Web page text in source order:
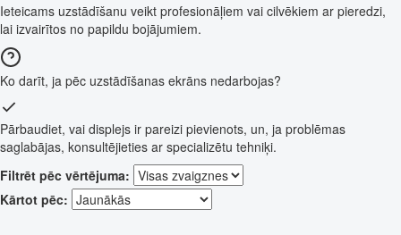
Ieteicams uzstādīšanu veikt profesionāļiem vai cilvēkiem ar pieredzi,
lai izvairītos no papildu bojājumiem.
Ko darīt, ja pēc uzstādīšanas ekrāns nedarbojas?
Pārbaudiet, vai displejs ir pareizi pievienots, un, ja problēmas
saglabājas, konsultējieties ar specializētu tehniķi.
Filtrēt pēc vērtējuma:
Kārtot pēc: